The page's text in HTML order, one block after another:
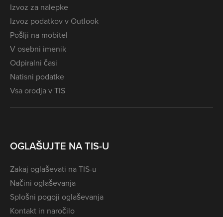
Izvoz za nalepke
Izvoz podatkov v Outlook
Pošlji na mobitel
V osebni imenik
Odpiralni časi
Natisni podatke
Vsa orodja v TIS
OGLAŠUJTE NA TIS-U
Zakaj oglaševati na TIS-u
Načini oglaševanja
Splošni pogoji oglaševanja
Kontakt in naročilo